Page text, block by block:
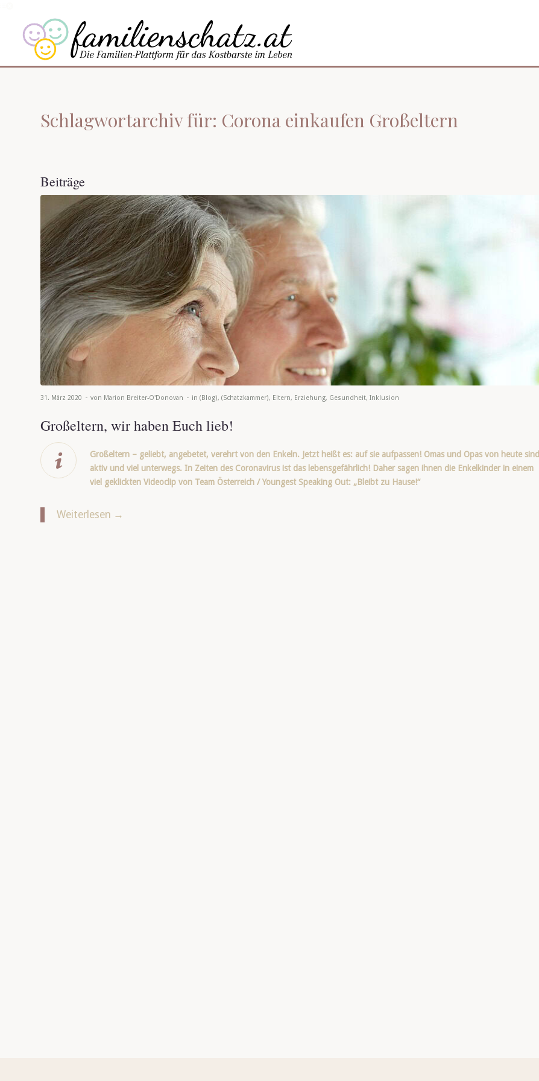
Schlagwortarchiv für: Corona einkaufen Großeltern
Beiträge
31. März 2020 - von Marion Breiter-O'Donovan - in (Blog), (Schatzkammer), Eltern, Erziehung, Gesundheit, Inklusion
Großeltern, wir haben Euch lieb!
Großeltern – geliebt, angebetet, verehrt von den Enkeln. Jetzt heißt es: auf sie aufpassen! Omas und Opas von heute sind
aktiv und viel unterwegs. In Zeiten des Coronavirus ist das lebensgefährlich! Daher sagen ihnen die Enkelkinder in einem
viel geklickten Videoclip von Team Österreich / Youngest Speaking Out: „Bleibt zu Hause!“
Weiterlesen →